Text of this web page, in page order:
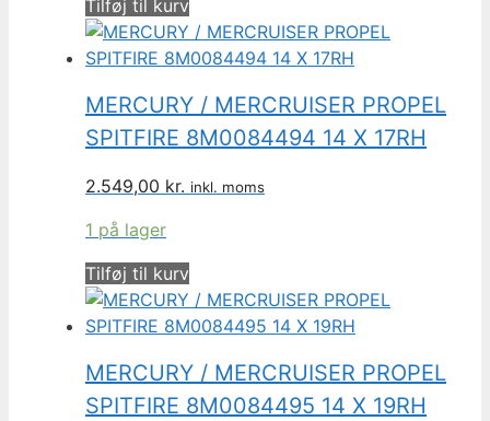
Tilføj til kurv
MERCURY / MERCRUISER PROPEL
SPITFIRE 8M0084494 14 X 17RH
2.549,00 kr. inkl. moms
1 på lager
Tilføj til kurv
MERCURY / MERCRUISER PROPEL
SPITFIRE 8M0084495 14 X 19RH